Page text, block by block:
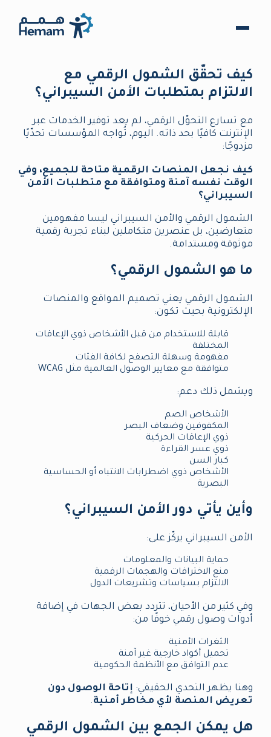
كيف تحقّق الشمول الرقمي مع
الالتزام بمتطلبات الأمن السيبراني؟
مع تسارع التحوّل الرقمي، لم يعد توفير الخدمات عبر
الإنترنت كافيًا بحد ذاته. اليوم، تُواجه المؤسسات تحدّيًا
مزدوجًا:
كيف نجعل المنصات الرقمية متاحة للجميع، وفي
الوقت نفسه آمنة ومتوافقة مع متطلبات الأمن
السيبراني؟
الشمول الرقمي والأمن السيبراني ليسا مفهومين
متعارضين، بل عنصرين متكاملين لبناء تجربة رقمية
موثوقة ومستدامة.
ما هو الشمول الرقمي؟
الشمول الرقمي يعني تصميم المواقع والمنصات
الإلكترونية بحيث تكون:
قابلة للاستخدام من قبل الأشخاص ذوي الإعاقات
المختلفة
مفهومة وسهلة التصفح لكافة الفئات
متوافقة مع معايير الوصول العالمية مثل WCAG
ويشمل ذلك دعم:
الأشخاص الصم
المكفوفين وضعاف البصر
ذوي الإعاقات الحركية
ذوي عسر القراءة
كبار السن
الأشخاص ذوي اضطرابات الانتباه أو الحساسية
البصرية
وأين يأتي دور الأمن السيبراني؟
الأمن السيبراني يركّز على:
حماية البيانات والمعلومات
منع الاختراقات والهجمات الرقمية
الالتزام بسياسات وتشريعات الدول
وفي كثير من الأحيان، تتردد بعض الجهات في إضافة
أدوات وصول رقمي خوفًا من:
الثغرات الأمنية
تحميل أكواد خارجية غير آمنة
عدم التوافق مع الأنظمة الحكومية
وهنا يظهر التحدي الحقيقي: إتاحة الوصول دون
تعريض المنصة لأي مخاطر أمنية.
هل يمكن الجمع بين الشمول الرقمي